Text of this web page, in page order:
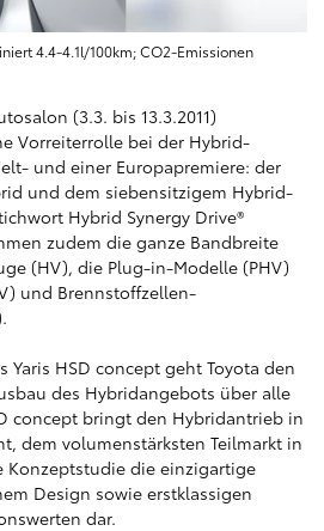
4.4‑4.1l/100km; CO2‑Emissionen
(3.3. bis 13.3.2011)
Vorreiterrolle bei der Hybrid-
und einer Europapremiere: der
und dem siebensitzigem Hybrid-
Hybrid Synergy Drive®
zudem die ganze Bandbreite
(HV), die Plug-in-Modelle (PHV)
und Brennstoffzellen-
Yaris HSD concept geht Toyota den
des Hybridangebots über alle
concept bringt den Hybridantrieb in
dem volumenstärksten Teilmarkt in
Konzeptstudie die einzigartige
Design sowie erstklassigen
dar.